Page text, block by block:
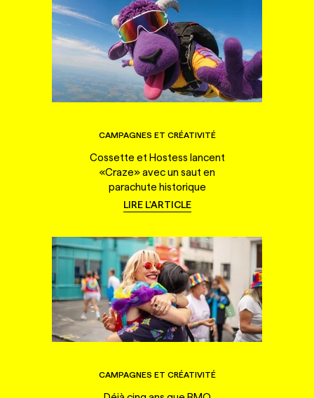
CAMPAGNES ET CRÉATIVITÉ
Cossette et Hostess lancent
«Craze» avec un saut en
parachute historique
LIRE L'ARTICLE
CAMPAGNES ET CRÉATIVITÉ